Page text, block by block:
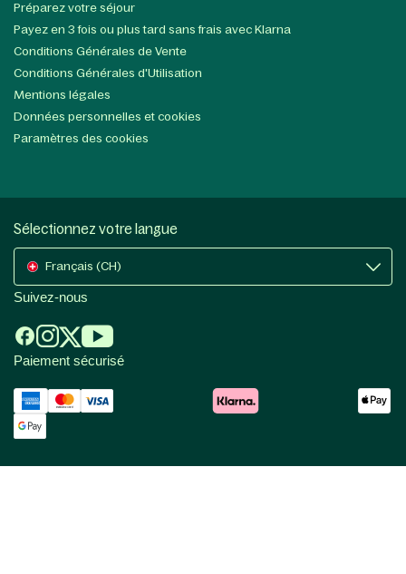
Préparez votre séjour
Payez en 3 fois ou plus tard sans frais avec Klarna
Conditions Générales de Vente
Conditions Générales d'Utilisation
Mentions légales
Données personnelles et cookies
Paramètres des cookies
Sélectionnez votre langue
Français (CH)
Suivez-nous
Paiement sécurisé